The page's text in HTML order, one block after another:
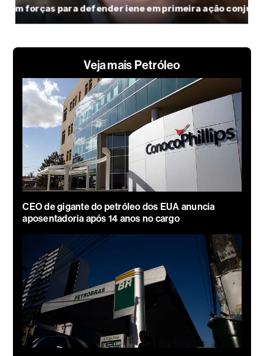
Veja mais Petróleo
CEO de gigante do petróleo dos EUA anuncia
aposentadoria após 14 anos no cargo